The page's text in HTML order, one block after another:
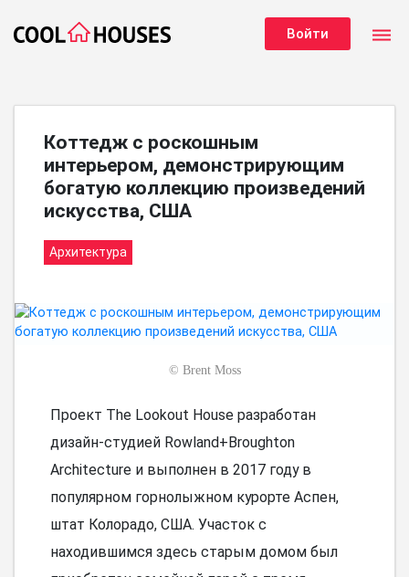
Войти dehaze
Коттедж с роскошным
интерьером, демонстрирующим
богатую коллекцию произведений
искусства, США
Архитектура
© Brent Moss
Проект The Lookout House разработан
дизайн-студией Rowland+Broughton
Architecture и выполнен в 2017 году в
популярном горнолыжном курорте Аспен,
штат Колорадо, США. Участок с
находившимся здесь старым домом был